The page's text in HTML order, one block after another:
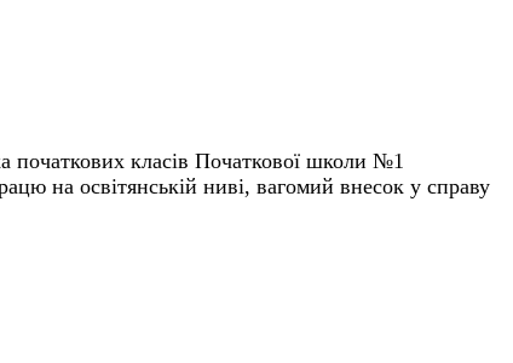
початкових класів Початкової школи №1
на освітянській ниві, вагомий внесок у справу